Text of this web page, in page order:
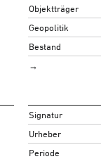
Objektträger
Geopolitik
Bestand
→
Signatur
Urheber
Periode